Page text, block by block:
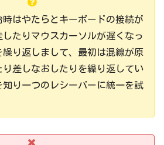
はやたらとキーボードの接続が
たりマウスカーソルが遅くなっ
り返しまして、最初は混線が原
り差しなおしたりを繰り返してい
り一つのレシーバーに統一を試